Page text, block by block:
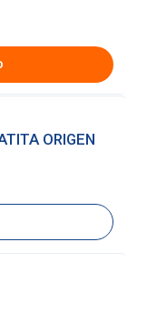
ORIGEN